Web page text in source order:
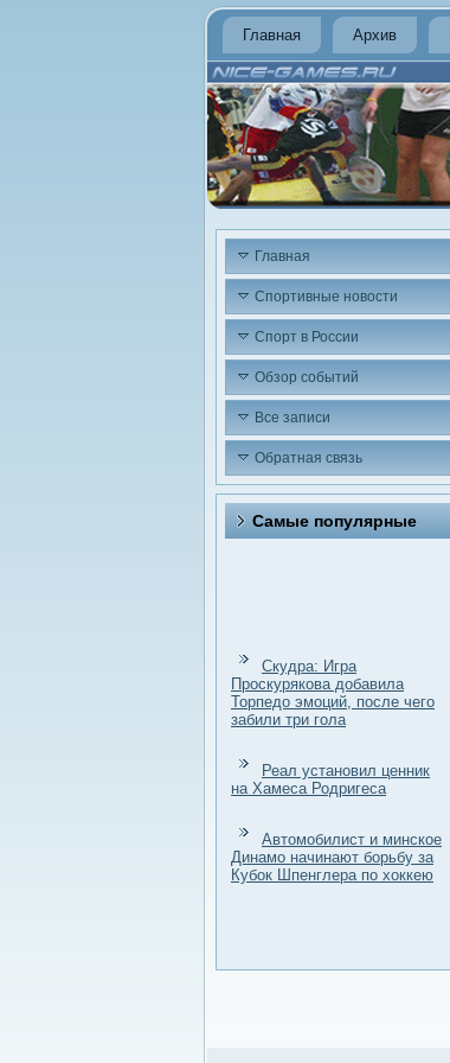
Главная Архив
Главная
Спортивные новости
Спорт в России
Обзор событий
Все записи
Обратная связь
Самые популярные
Скудра: Игра
Проскурякова добавила
Торпедо эмоций, после чего
забили три гола
Реал установил ценник
на Хамеса Родригеса
Автомобилист и минское
Динамо начинают борьбу за
Кубок Шпенглера по хоккею